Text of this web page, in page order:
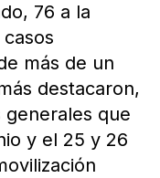
76 a la
más de un
destacaron,
que
y el 25 y 26